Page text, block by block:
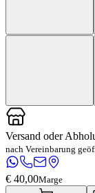
Versand oder
nach Vereinbarung
€ 40,00Marge